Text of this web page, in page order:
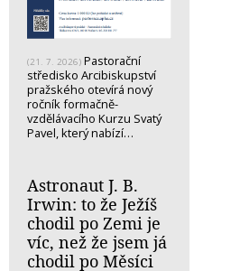
(21. 7. 2026) Pastorační
středisko Arcibiskupství
pražského otevírá nový
ročník formačně-
vzdělávacího Kurzu Svatý
Pavel, který nabízí…
Astronaut J. B.
Irwin: to že Ježíš
chodil po Zemi je
víc, než že jsem já
chodil po Měsíci